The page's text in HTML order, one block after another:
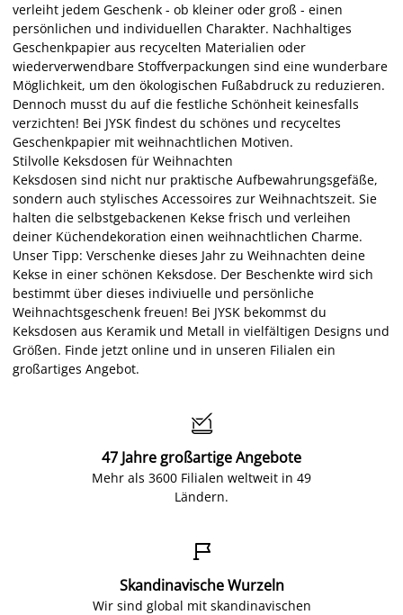
verleiht jedem Geschenk - ob kleiner oder groß - einen
persönlichen und individuellen Charakter. Nachhaltiges
Geschenkpapier aus recycelten Materialien oder
wiederverwendbare Stoffverpackungen sind eine wunderbare
Möglichkeit, um den ökologischen Fußabdruck zu reduzieren.
Dennoch musst du auf die festliche Schönheit keinesfalls
verzichten! Bei JYSK findest du schönes und recyceltes
Geschenkpapier mit weihnachtlichen Motiven.
Stilvolle Keksdosen für Weihnachten
Keksdosen sind nicht nur praktische Aufbewahrungsgefäße,
sondern auch stylisches Accessoires zur Weihnachtszeit. Sie
halten die selbstgebackenen Kekse frisch und verleihen
deiner Küchendekoration einen weihnachtlichen Charme.
Unser Tipp: Verschenke dieses Jahr zu Weihnachten deine
Kekse in einer schönen Keksdose. Der Beschenkte wird sich
bestimmt über dieses indiviuelle und persönliche
Weihnachtsgeschenk freuen! Bei JYSK bekommst du
Keksdosen aus Keramik und Metall in vielfältigen Designs und
Größen. Finde jetzt online und in unseren Filialen ein
großartiges Angebot.

47 Jahre großartige Angebote
Mehr als 3600 Filialen weltweit in 49
Ländern.

Skandinavische Wurzeln
Wir sind global mit skandinavischen